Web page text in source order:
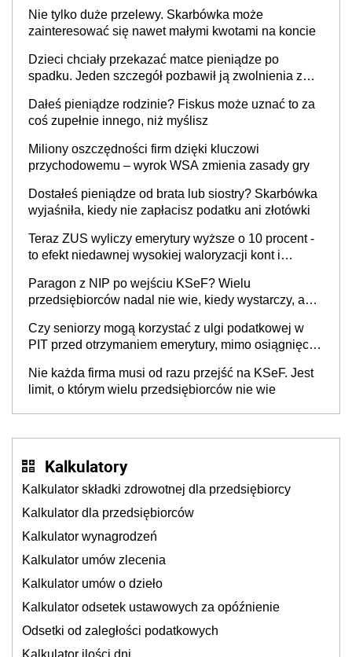
Nie tylko duże przelewy. Skarbówka może
zainteresować się nawet małymi kwotami na koncie
Dzieci chciały przekazać matce pieniądze po
spadku. Jeden szczegół pozbawił ją zwolnienia z
Dałeś pieniądze rodzinie? Fiskus może uznać to za
coś zupełnie innego, niż myślisz
Miliony oszczędności firm dzięki kluczowi
przychodowemu – wyrok WSA zmienia zasady gry
Dostałeś pieniądze od brata lub siostry? Skarbówka
wyjaśniła, kiedy nie zapłacisz podatku ani złotówki
Teraz ZUS wyliczy emerytury wyższe o 10 procent -
to efekt niedawnej wysokiej waloryzacji kont i
Paragon z NIP po wejściu KSeF? Wielu
przedsiębiorców nadal nie wie, kiedy wystarczy, a
Czy seniorzy mogą korzystać z ulgi podatkowej w
PIT przed otrzymaniem emerytury, mimo osiągnięcia
Nie każda firma musi od razu przejść na KSeF. Jest
limit, o którym wielu przedsiębiorców nie wie
Kalkulatory
Kalkulator składki zdrowotnej dla przedsiębiorcy
Kalkulator dla przedsiębiorców
Kalkulator wynagrodzeń
Kalkulator umów zlecenia
Kalkulator umów o dzieło
Kalkulator odsetek ustawowych za opóźnienie
Odsetki od zaległości podatkowych
Kalkulator ilości dni